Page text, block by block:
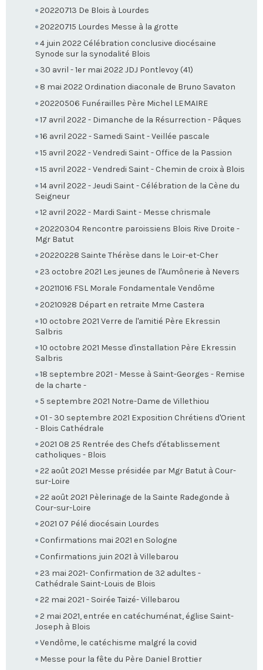
20220713 De Blois à Lourdes
20220715 Lourdes Messe à la grotte
4 juin 2022 Célébration conclusive diocésaine
Synode sur la synodalité Blois
30 avril - 1er mai 2022 JDJ Pontlevoy (41)
8 mai 2022 Ordination diaconale de Bruno Savaton
20220506 Funérailles Père Michel LEMAIRE
17 avril 2022 - Dimanche de la Résurrection - Pâques
16 avril 2022 - Samedi Saint - Veillée pascale
15 avril 2022 - Vendredi Saint - Office de la Passion
15 avril 2022 - Vendredi Saint - Chemin de croix à Blois
14 avril 2022 - Jeudi Saint - Célébration de la Cène du
Seigneur
12 avril 2022 - Mardi Saint - Messe chrismale
20220304 Rencontre paroissiens Blois Rive Droite -
Mgr Batut
20220228 Sainte Thérèse dans le Loir-et-Cher
23 octobre 2021 Les jeunes de l'Aumônerie à Nevers
20211016 FSL Morale Fondamentale Vendôme
20210928 Départ en retraite Mme Castera
10 octobre 2021 Verre de l'amitié Père Ekressin
Salbris
10 octobre 2021 Messe d'installation Père Ekressin
Salbris
18 septembre 2021 - Messe à Saint-Georges - Remise
de la charte -
5 septembre 2021 Notre-Dame de Villethiou
01 - 30 septembre 2021 Exposition Chrétiens d'Orient
- Blois Cathédrale
2021 08 25 Rentrée des Chefs d'établissement
catholiques - Blois
22 août 2021 Messe présidée par Mgr Batut à Cour-
sur-Loire
22 août 2021 Pèlerinage de la Sainte Radegonde à
Cour-sur-Loire
2021 07 Pélé diocésain Lourdes
Confirmations mai 2021 en Sologne
Confirmations juin 2021 à Villebarou
23 mai 2021- Confirmation de 32 adultes -
Cathédrale Saint-Louis de Blois
22 mai 2021 - Soirée Taizé- Villebarou
2 mai 2021, entrée en catéchuménat, église Saint-
Joseph à Blois
Vendôme, le catéchisme malgré la covid
Messe pour la fête du Père Daniel Brottier